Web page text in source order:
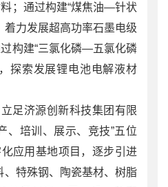
；通过构建“煤焦油—针状
力发展超高功率石墨电级
构建“三氯化磷—五氯化磷
探索发展锂电池电解液材
足济源创新科技集团有限
、培训、展示、竞技”五位
应用基地项目，逐步引进
、特殊钢、陶瓷基材、树脂